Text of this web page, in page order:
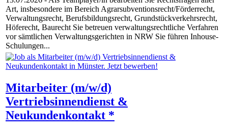
Art, insbesondere im Bereich Agrarsubventionsrecht/Förderrecht,
Verwaltungsrecht, Berufsbildungsrecht, Grundstückverkehrsrecht,
Höferecht, Baurecht Sie betreuen verwaltungsrechtliche Verfahren
vor sämtlichen Verwaltungsgerichten in NRW Sie führen Inhouse-
Schulungen...
Mitarbeiter (m/w/d)
Vertriebsinnendienst &
Neukundenkontakt *